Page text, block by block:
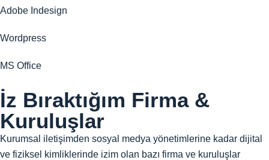
Adobe Indesign
Wordpress
MS Office
İz Bıraktığım Firma &
Kuruluşlar
Kurumsal iletişimden sosyal medya yönetimlerine kadar dijital
ve fiziksel kimliklerinde izim olan bazı firma ve kuruluşlar